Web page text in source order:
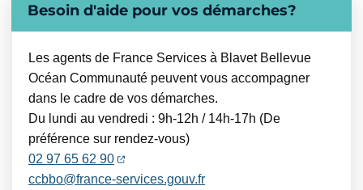
Besoin d'aide pour vos démarches?
Les agents de France Services à Blavet Bellevue
Océan Communauté peuvent vous accompagner
dans le cadre de vos démarches.
Du lundi au vendredi : 9h-12h / 14h-17h (De
préférence sur rendez-vous)
02 97 65 62 90
(ouverture dans un nouvel onglet)
ccbbo@france-services.gouv.fr